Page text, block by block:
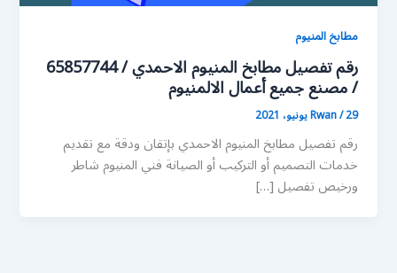
مطابخ المنيوم
رقم تفصيل مطابخ المنيوم الاحمدي / 65857744
/ مصنع جميع أعمال الالمنيوم
Rwan/29 يونيو، 2021
رقم تفصيل مطابخ المنيوم الاحمدي بإتقان ودقة مع تقديم
خدمات التصميم أو التركيب أو الصيانة فني المنيوم شاطر
ورخيص تفصيل […]